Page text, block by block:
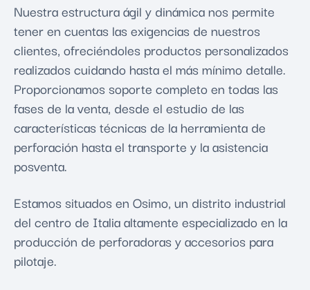
Nuestra estructura ágil y dinámica nos permite
tener en cuentas las exigencias de nuestros
clientes, ofreciéndoles productos personalizados
realizados cuidando hasta el más mínimo detalle.
Proporcionamos soporte completo en todas las
fases de la venta, desde el estudio de las
características técnicas de la herramienta de
perforación hasta el transporte y la asistencia
posventa.
Estamos situados en Osimo, un distrito industrial
del centro de Italia altamente especializado en la
producción de perforadoras y accesorios para
pilotaje.